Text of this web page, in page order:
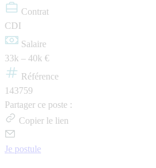
Contrat
CDI
Salaire
33k – 40k €
Référence
143759
Partager ce poste :
Copier le lien
Je postule